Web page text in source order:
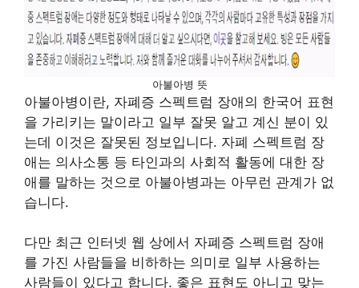
아불아병 뜻
아불아병이란, 자폐증 스펙트럼 장애의 한국어 표현
을 가리키는 말이라고 일부 잘못 알고 계신 분이 있
는데 이것은 잘못된 정보입니다. 자폐 스펙트럼 장
애는 의사소통 등 타인과의 사회적 활동에 대한 장
애를 말하는 것으로 아불아병과는 아무런 관계가 없
습니다.
다만 최근 인터넷 웹 상에서 자폐증 스펙트럼 장애
를 가진 사람들을 비하하는 의미로 일부 사용하는
사람들이 있다고 합니다. 좋은 표현도 아니고 맞는